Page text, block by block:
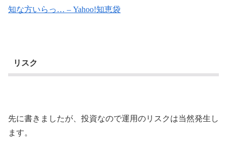
知な方いらっ… – Yahoo!知恵袋
リスク
先に書きましたが、投資なので運用のリスクは当然発生し
ます。